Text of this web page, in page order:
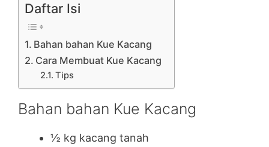
Daftar Isi
Bahan bahan Kue Kacang
Cara Membuat Kue Kacang
Tips
Bahan bahan Kue Kacang
½ kg kacang tanah